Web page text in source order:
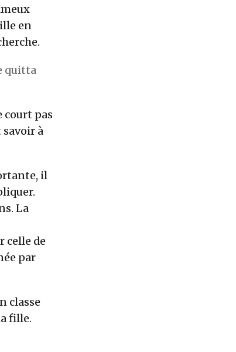
en
quitta
court pas
à
il
La
celle de
par
classe
fille.